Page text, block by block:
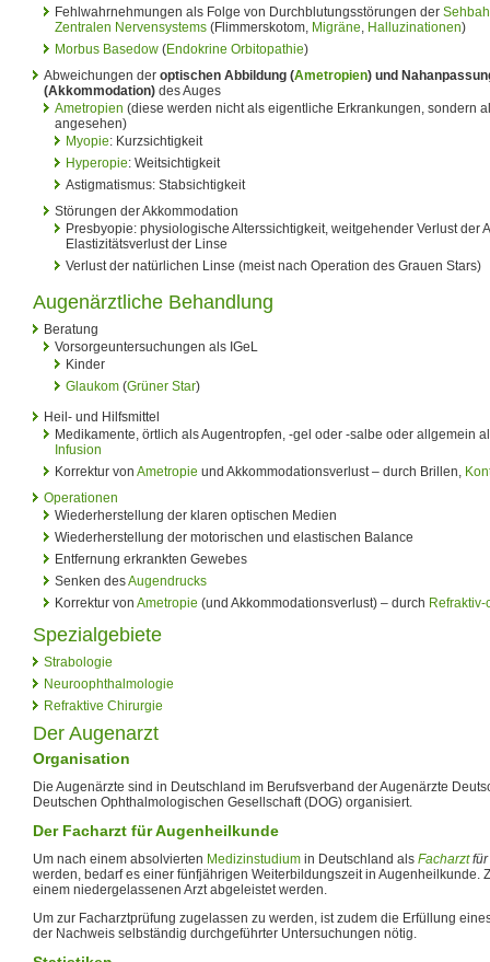
Fehlwahrnehmungen als Folge von Durchblutungsstörungen der
Zentralen Nervensystems (Flimmerskotom, Migräne, Halluzinationen)
Morbus Basedow (Endokrine Orbitopathie)
Abweichungen der optischen Abbildung (Ametropien) und
(Akkommodation) des Auges
Ametropien (diese werden nicht als eigentliche Erkrankungen, sondern
angesehen)
Myopie: Kurzsichtigkeit
Hyperopie: Weitsichtigkeit
Astigmatismus: Stabsichtigkeit
Störungen der Akkommodation
Presbyopie: physiologische Alterssichtigkeit, weitgehender Verlust der
Elastizitätsverlust der Linse
Verlust der natürlichen Linse (meist nach Operation des Grauen Stars)
Augenärztliche Behandlung
Beratung
Vorsorgeuntersuchungen als IGeL
Kinder
Glaukom (Grüner Star)
Heil- und Hilfsmittel
Medikamente, örtlich als Augentropfen, -gel oder -salbe oder allgemein
Infusion
Korrektur von Ametropie und Akkommodationsverlust – durch Brillen,
Operationen
Wiederherstellung der klaren optischen Medien
Wiederherstellung der motorischen und elastischen Balance
Entfernung erkrankten Gewebes
Senken desAugendrucks
Korrektur von Ametropie (und Akkommodationsverlust) – durch
Spezialgebiete
Strabologie
Neuroophthalmologie
Refraktive Chirurgie
Der Augenarzt
Organisation
Die Augenärzte sind in Deutschland im Berufsverband der Augenärzte
Deutschen Ophthalmologischen Gesellschaft (DOG) organisiert.
Der Facharzt für Augenheilkunde
Um nach einem absolvierten Medizinstudium in Deutschland als Facharztfür
werden, bedarf es einer fünfjährigen Weiterbildungszeit in Augenheilkunde.
einem niedergelassenen Arzt abgeleistet werden.
Um zur Facharztprüfung zugelassen zu werden, ist zudem die Erfüllung
der Nachweis selbständig durchgeführter Untersuchungen nötig.